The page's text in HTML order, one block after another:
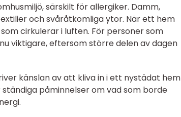
särskilt för allergiker. Damm,
och svåråtkomliga ytor. När ett hem
cirkulerar i luften. För personer som
viktigare, eftersom större delen av dagen
känslan av att kliva in i ett nystädat hem
påminnelser om vad som borde